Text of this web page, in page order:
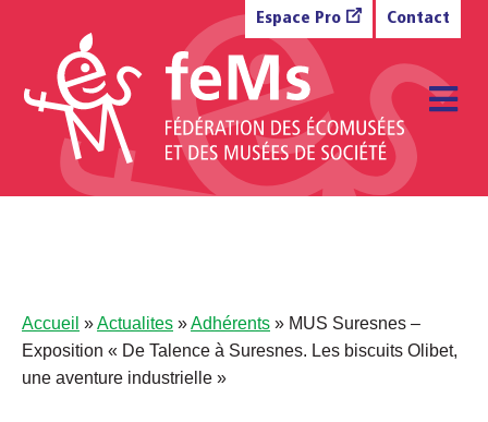
Espace Pro Contact
Accueil »Actualites »Adhérents » MUS Suresnes –
Exposition « De Talence à Suresnes. Les biscuits Olibet,
une aventure industrielle »